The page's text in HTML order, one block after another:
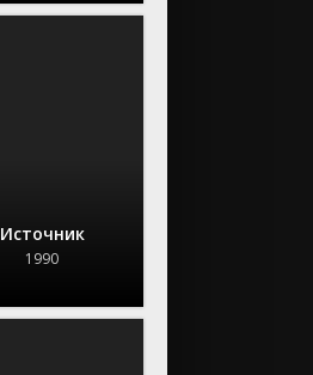
Источник
1990